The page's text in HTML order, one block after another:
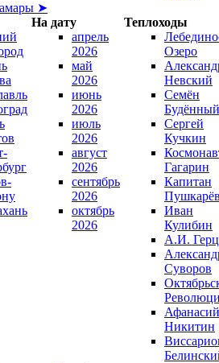
➤
На дату
Теплоходы
апрель
2026
май
2026
июнь
2026
июль
2026
август
2026
сентябрь
2026
октябрь
2026
Озеро
Невский
Семён
Будённый
Сергей
Кучкин
Гагарин
Капитан
Иван
Кулибин
А.И.
Суворов
Афанасий
Никитин